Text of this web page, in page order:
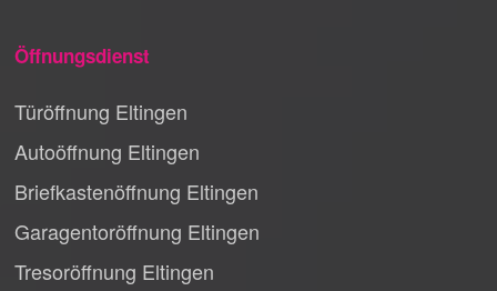
Öffnungsdienst
Türöffnung Eltingen
Autoöffnung Eltingen
Briefkastenöffnung Eltingen
Garagentoröffnung Eltingen
Tresoröffnung Eltingen